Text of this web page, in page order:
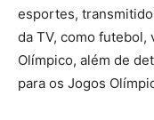
esportes,
da TV, como futebol,
Olímpico, além de
para os Jogos